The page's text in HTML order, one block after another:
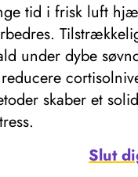
tid i frisk luft
under dybe
skaber et
Slut